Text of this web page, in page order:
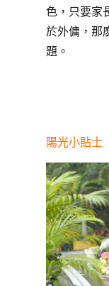
色，只要家
於外傭，那
題。
陽光小貼士